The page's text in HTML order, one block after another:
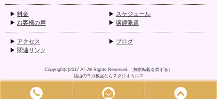
料金
スケジュール
お客様の声
講師派遣
アクセス
ブログ
関連リンク
Copyright(c)2017 AT All Rights Reserved.（無断転載を禁ずる）
福山のヨガ教室ならスタジオカルマ